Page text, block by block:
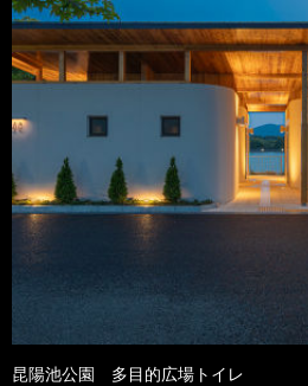
昆陽池公園 多目的広場トイレ